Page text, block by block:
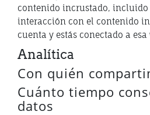
contenido incrustado, incluido
interacción con el contenido
cuenta y estás conectado a esa
Analítica
Con quién
Cuánto tiempo
datos